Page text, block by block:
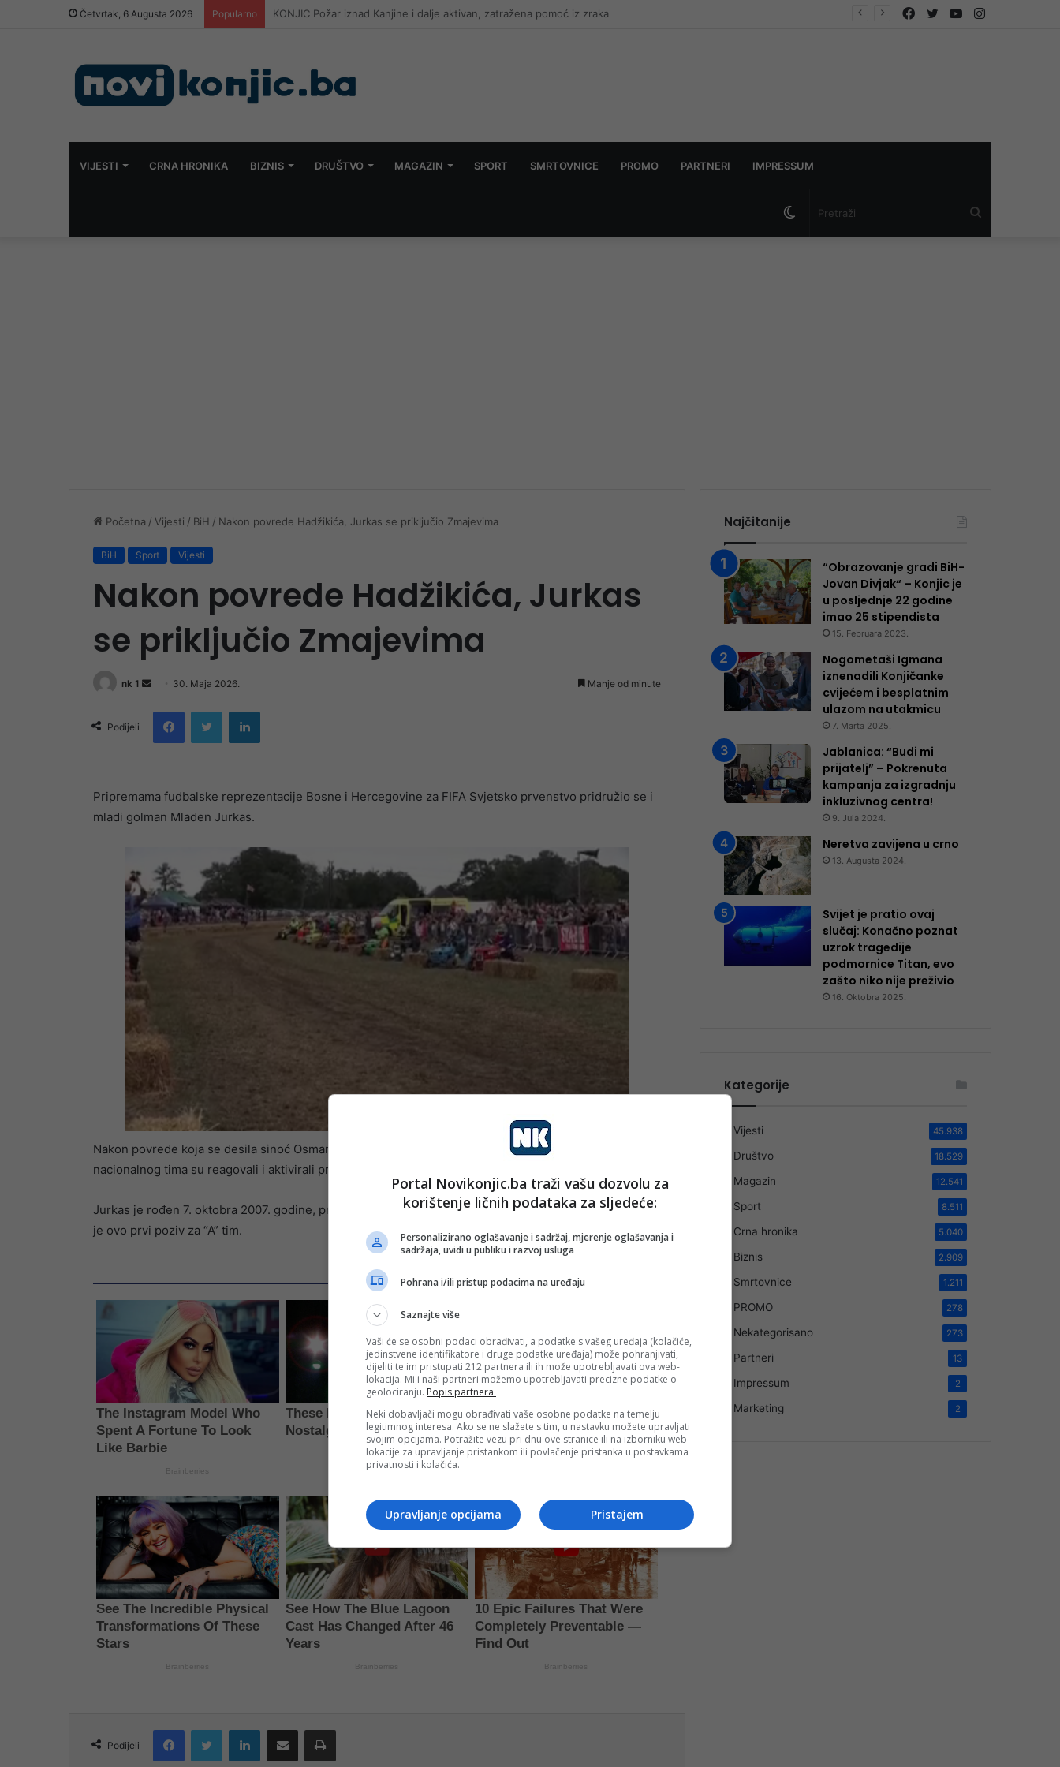
Četvrtak, 6 Augusta 2026 Popularno Hifa Petrol o ugovoru s Igmanom: Kategorički odbacujemo sve optužbe Instagram
YouTube
Twitter
Facebook
VIJESTI CRNA HRONIKA BIZNIS DRUŠTVO MAGAZIN SPORT SMRTOVNICE PROMO PARTNERI IMPRESSUM
Switch
Početna / Vijesti / BiH / Nakon povrede Hadžikića, Jurkas se priključio Zmajevima
BiH Sport Vijesti
Nakon povrede Hadžikića, Jurkas
se priključio Zmajevima
nk 1
Send
email
30. Maja 2026. Manje od minute
Podijeli
FacebookTwitter LinkedIn
Pripremama fudbalske reprezentacije Bosne i Hercegovine za FIFA Svjetsko prvenstvo pridružio se i
mladi golman Mladen Jurkas.
Nakon povrede koja se desila sinoć Osmanu Hadžikiću, selektor Sergej Barbarez i stručni štab našeg
nacionalnog tima su reagovali i aktivirali pretpoziv za čuvara mreže banjalučkog Borca.
Jurkas je rođen 7. oktobra 2007. godine, prošao je sve mlađe selekcije Bosne i Hercegovine, dok mu
je ovo prvi poziv za “A” tim.
Podijeli
FacebookTwitter LinkedInShare via Email Print
Najčitanije
“Obrazovanje gradi BiH-
Jovan Divjak“ – Konjic je
u posljednje 22 godine
imao 25 ​​stipendista
15. Februara 2023.
Nogometaši Igmana
iznenadili Konjičanke
cvijećem i besplatnim
ulazom na utakmicu
7. Marta 2025.
Jablanica: “Budi mi
prijatelj” – Pokrenuta
kampanja za izgradnju
inkluzivnog centra!
9. Jula 2024.
Neretva zavijena u crno
13. Augusta 2024.
Svijet je pratio ovaj
slučaj: Konačno poznat
uzrok tragedije
podmornice Titan, evo
zašto niko nije preživio
16. Oktobra 2025.
Kategorije
Vijesti 45.938
Društvo 18.529
Magazin 12.541
Sport 8.511
Crna hronika 5.040
Biznis 2.909
Smrtovnice 1.211
PROMO 278
Nekategorisano 273
Partneri 13
Impressum 2
Marketing 2
Portal Novikonjic.ba traži vašu dozvolu za
korištenje ličnih podataka za sljedeće:
Personalizirano oglašavanje i sadržaj, mjerenje oglašavanja i
sadržaja, uvidi u publiku i razvoj usluga
Pohrana i/ili pristup podacima na uređaju
Saznajte više
Vaši će se osobni podaci obrađivati, a podatke s vašeg uređaja (kolačiće,
jedinstvene identifikatore i druge podatke uređaja) može pohranjivati,
dijeliti te im pristupati 212 partnera ili ih može upotrebljavati ova web-
lokacija. Mi i naši partneri možemo upotrebljavati precizne podatke o
geolociranju. Popis partnera.
Neki dobavljači mogu obrađivati vaše osobne podatke na temelju
legitimnog interesa. Ako se ne slažete s tim, u nastavku možete upravljati
svojim opcijama. Potražite vezu pri dnu ove stranice ili na izborniku web-
lokacije za upravljanje pristankom ili povlačenje pristanka u postavkama
privatnosti i kolačića.
Pristajem
Upravljanje opcijama